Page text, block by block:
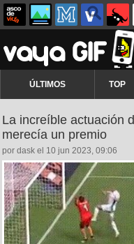
ÚLTIMOS TOP
La increíble actuación
merecía un premio
por dask el 10 jun 2023, 09:06